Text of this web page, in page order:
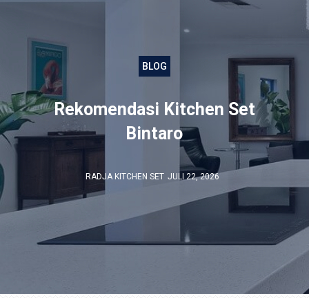
BLOG
Rekomendasi Kitchen Set
Bintaro
RADJA KITCHEN SET JULI 22, 2026